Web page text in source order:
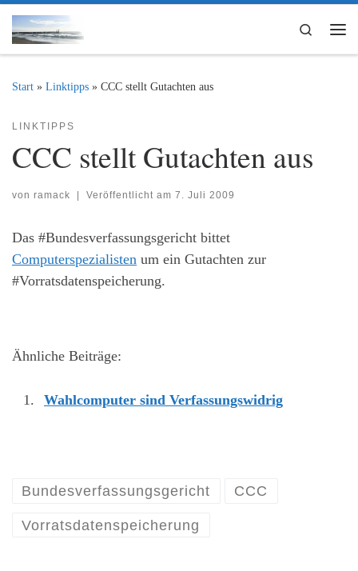
Zum Inhalt springen
Search
Start » Linktipps » CCC stellt Gutachten aus
LINKTIPPS
CCC stellt Gutachten aus
von ramack | Veröffentlicht am 7. Juli 2009
Das #Bundesverfassungsgericht bittet
Computerspezialisten um ein Gutachten zur
#Vorratsdatenspeicherung.
Ähnliche Beiträge:
Wahlcomputer sind Verfassungswidrig
Bundesverfassungsgericht CCC
Vorratsdatenspeicherung